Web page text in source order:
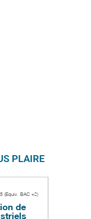
PLAIRE
(Equiv. BAC +2)
de